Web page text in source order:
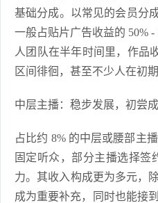
基础分成。以常见的会员分
一般占贴片广告收益的 50%
人团队在半年时间里，作品
区间徘徊，甚至不少人在初
中层主播：稳步发展，初尝
占比约 8% 的中层或腰部主
固定听众，部分主播选择签
力。其收入构成更为多元，
成为重要补充，同时也能接